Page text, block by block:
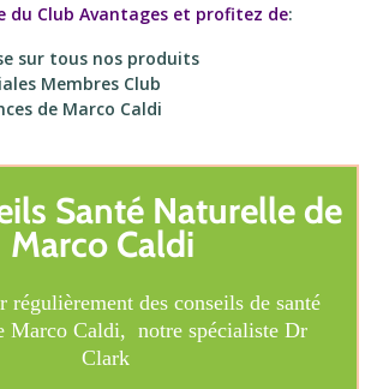
du Club Avantages et profitez de:
sur tous nos produits
Membres Club
de Marco Caldi